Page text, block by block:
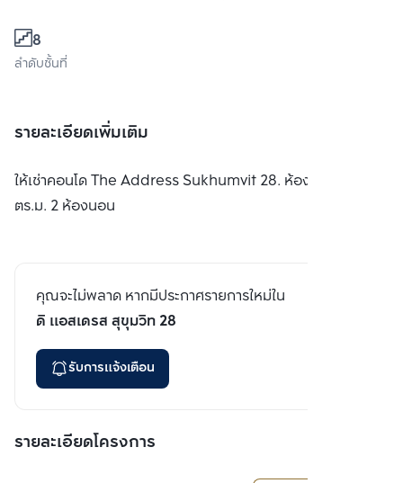
8
ลำดับชั้นที่
รายละเอียดเพิ่มเติม
ให้เช่าคอนโด The Address Sukhumvit 28. ห้องขนาด 66
ตร.ม. 2 ห้องนอน
คุณจะไม่พลาด หากมีประกาศรายการใหม่ใน
ดิ แอสเดรส สุขุมวิท 28
รับการแจ้งเตือน
รายละเอียดโครงการ